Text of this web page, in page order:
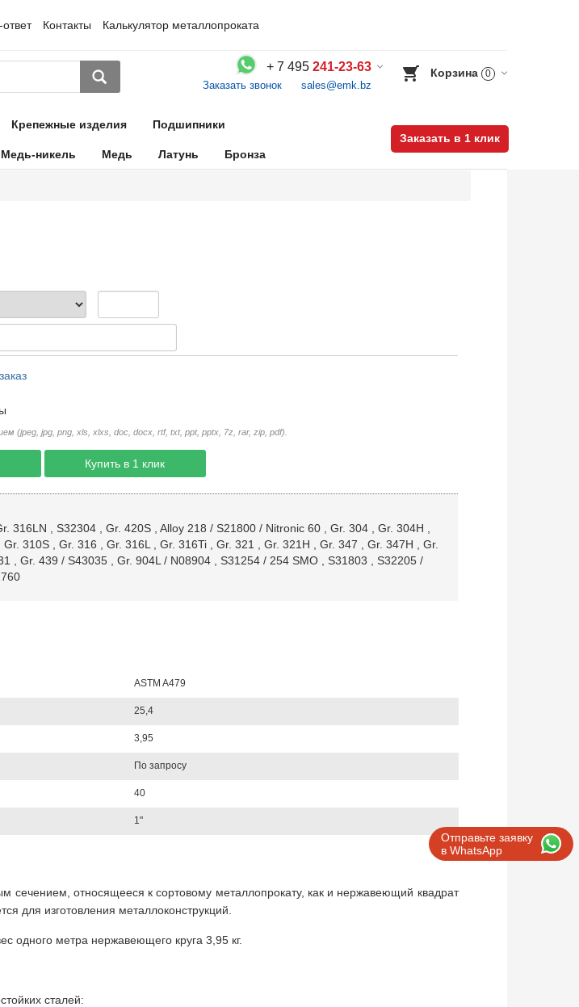
Контакты Калькулятор металлопроката
+ 7 495 241-23-63
Заказать звонок sales@emk.bz
Корзина 0
Крепежные изделия Подшипники
Медь-никель Медь Латунь Бронза
Заказать в 1 клик
Отправьте заявку
в WhatsApp
(jpeg, jpg, png, xls, xlxs, doc, docx, rtf, txt, ppt, pptx, 7z, rar, zip, pdf).
Купить в 1 клик
316LN S32304, Gr. 420S, Alloy 218 / S21800 / Nitronic 60, Gr. 304, Gr. 304H
Gr. 310S, Gr. 316 Gr. 316L Gr. 316Ti, Gr. 321 Gr. 321H Gr. 347 Gr. 347H
Gr.
Gr. 439 / S43035, Gr. 904L / N08904, S31254 / 254 SMO, S31803
S32205 /
ASTM A479
25,4
3,95
По запросу
40
1"
относящееся к сортовому металлопрокату, как и нержавеющий квадрат
для изготовления металлоконструкций.
одного метра нержавеющего круга 3,95 кг.
сталей: